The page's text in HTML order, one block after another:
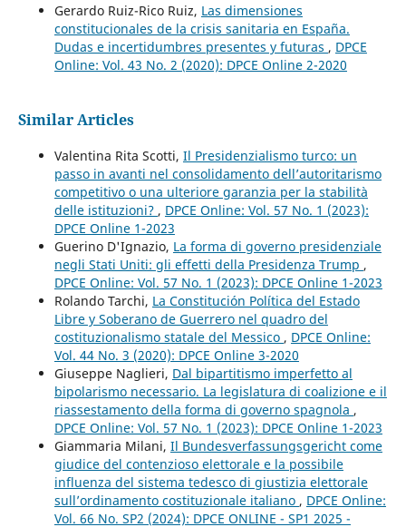
Gerardo Ruiz-Rico Ruiz, Las dimensiones
constitucionales de la crisis sanitaria en España.
Dudas e incertidumbres presentes y futuras , DPCE
Online: Vol. 43 No. 2 (2020): DPCE Online 2-2020
Similar Articles
Valentina Rita Scotti, Il Presidenzialismo turco: un
passo in avanti nel consolidamento dell’autoritarismo
competitivo o una ulteriore garanzia per la stabilità
delle istituzioni? , DPCE Online: Vol. 57 No. 1 (2023):
DPCE Online 1-2023
Guerino D'Ignazio, La forma di governo presidenziale
negli Stati Uniti: gli effetti della Presidenza Trump ,
DPCE Online: Vol. 57 No. 1 (2023): DPCE Online 1-2023
Rolando Tarchi, La Constitución Política del Estado
Libre y Soberano de Guerrero nel quadro del
costituzionalismo statale del Messico , DPCE Online:
Vol. 44 No. 3 (2020): DPCE Online 3-2020
Giuseppe Naglieri, Dal bipartitismo imperfetto al
bipolarismo necessario. La legislatura di coalizione e il
riassestamento della forma di governo spagnola ,
DPCE Online: Vol. 57 No. 1 (2023): DPCE Online 1-2023
Giammaria Milani, Il Bundesverfassungsgericht come
giudice del contenzioso elettorale e la possibile
influenza del sistema tedesco di giustizia elettorale
sull’ordinamento costituzionale italiano , DPCE Online:
Vol. 66 No. SP2 (2024): DPCE ONLINE - SP1 2025 -